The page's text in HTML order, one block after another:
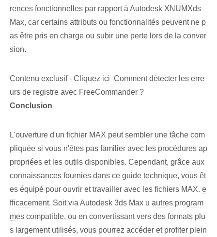
rences fonctionnelles par rapport à Autodesk XNUMXds
Max, car certains attributs ou fonctionnalités peuvent ne p
as être pris en charge ou subir une perte lors de la conver
sion.
Contenu exclusif - Cliquez ici Comment détecter les erre
urs de registre avec FreeCommander ?
Conclusion
L'ouverture d'un fichier ⁣MAX peut sembler une tâche com
pliquée si vous n'êtes pas familier avec⁤ les procédures ap
propriées et les outils disponibles. Cependant, grâce aux
connaissances fournies dans ce guide technique, vous êt
es équipé pour ouvrir et travailler avec les fichiers MAX. e
fficacement. Soit via Autodesk 3ds‌ Max ⁢u autres program
mes compatible, ⁢ou en convertissant vers des formats plu
s largement ⁤utilisés, vous pourrez accéder et profiter plein